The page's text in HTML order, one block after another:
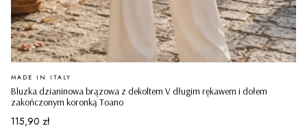
Bluzka dzianinowa brązowa z dekoltem V długim rękawem i dołem
zakończonym koronką Toano
PRODUCENT
MADE IN ITALY
Cena
115,90 zł